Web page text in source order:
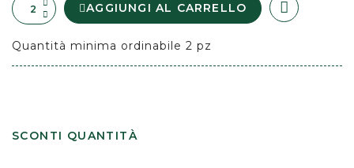
AGGIUNGI AL CARRELLO
Quantità minima ordinabile 2 pz
SCONTI QUANTITÀ